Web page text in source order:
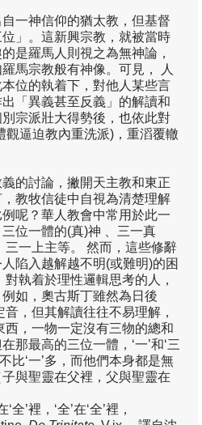
一神信仰的猶太教，但基督
」。這新興宗教，就被當時
是羅馬人則視之為無神論，
馬宗教般有神像。可見， 人
位的執着下，對他人某些言
「異義甚至反義」的解讀和
宗派壯大得勢後，也依此對
觀逼迫教內重洗派)，重滔覆轍
的討論，撇開天主教和東正
教牧信徒中自視為清楚理解
呢？華人教會中常用於此一
位一體的(真)神 、三一真
三一上主等。 然而，這些修辭
陷入越解越不明(或難明)的困
執着於理性邏輯思考的人，
如，奧古斯丁雖然為日後
音，但其解讀往往不易理解，
西，一物一定沒有三物的總和
那最高的三位一體，‘一’和‘三
比‘一’多，而他們本身都是無
子與聖靈在父裡，父與聖靈在
全’裡，‘全’在‘全’裡，